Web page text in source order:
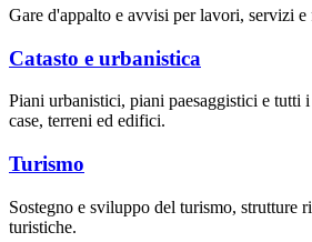
Gare d'appalto e avvisi per lavori, servizi
Catasto e urbanistica
Piani urbanistici, piani paesaggistici e tutti
case, terreni ed edifici.
Turismo
Sostegno e sviluppo del turismo, strutture
turistiche.